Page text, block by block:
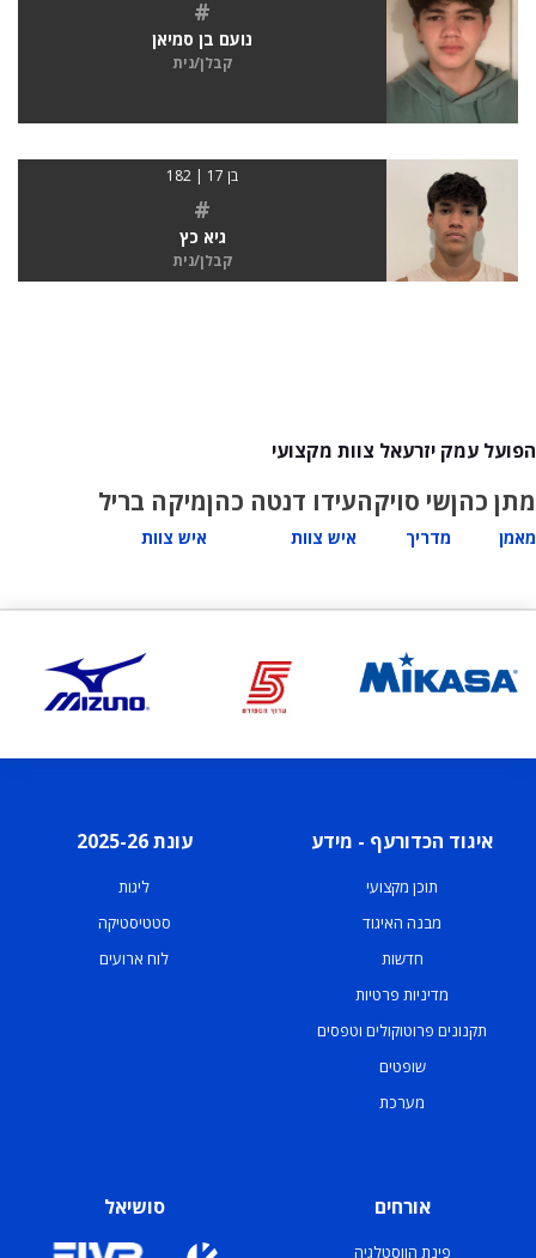
#
נועם בן סמיאן
קבלן/נית
בן 17 | 182
#
גיא כץ
קבלן/נית
הפועל עמק יזרעאל צוות מקצועי
מתן כהן
מאמן
שי סויקה
מדריך
עידו דנטה כהן
איש צוות
מיקה בריל
איש צוות
איגוד הכדורעף - מידע
תוכן מקצועי
מבנה האיגוד
חדשות
מדיניות פרטיות
תקנונים פרוטוקולים וטפסים
שופטים
מערכת
עונת 2025-26
ליגות
סטטיסטיקה
לוח ארועים
אורחים
פינת הווסטלגיה
סושיאל